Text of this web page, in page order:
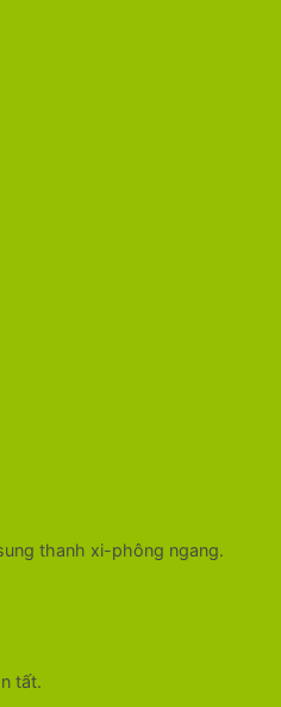
thanh xi-phông ngang.
tất.